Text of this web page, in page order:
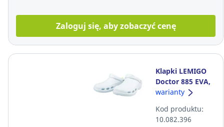
Zaloguj się, aby zobaczyć cenę
Klapki LEMIGO
Doctor 885 EVA,
białe, rozmiar 38
warianty
Kod produktu:
10.082.396